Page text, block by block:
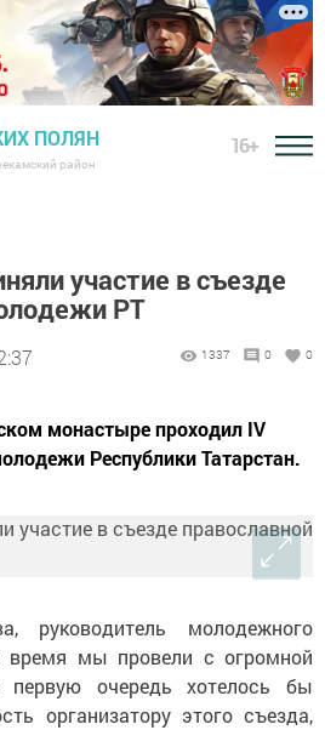
ПОЛЯН
район
16+
участие в съезде
РТ
1337 0 0
монастыре проходил IV
Республики Татарстан.
руководитель молодежного
время мы провели с огромной
очередь хотелось бы
организатору этого съезда,